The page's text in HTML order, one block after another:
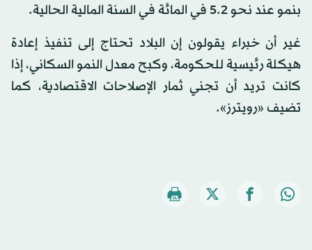
بنمو عند نحو 5.2 في المائة في السنة المالية الحالية.
غير أن خبراء يقولون إن البلاد تحتاج إلى تنفيذ إعادة
هيكلة رئيسية للحكومة، وكبح معدل النمو السكاني، إذا
كانت تريد أن تجني ثمار الإصلاحات الاقتصادية، كما
تضيف «رويترز».